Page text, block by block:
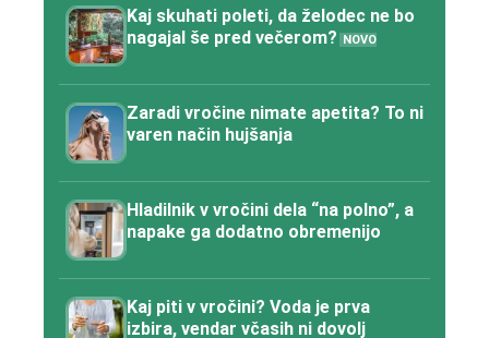
Kaj skuhati poleti, da želodec ne bo
nagajal še pred večerom?
Zaradi vročine nimate apetita? To ni
varen način hujšanja
Hladilnik v vročini dela “na polno”, a
napake ga dodatno obremenijo
Kaj piti v vročini? Voda je prva
izbira, vendar včasih ni dovolj